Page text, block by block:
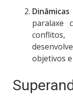
paralaxe
objetivos